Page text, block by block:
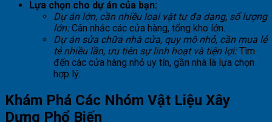
Lựa chọn cho dự án của bạn:
Dự án lớn, cần nhiều loại vật tư đa dạng, số lượng
lớn:Cân nhắc các cửa hàng, tổng kho lớn.
Dự án sửa chữa nhà cửa, quy mô nhỏ, cần mua lẻ
tẻ nhiều lần, ưu tiên sự linh hoạt và tiện lợi:Tìm
đến các cửa hàng nhỏ uy tín, gần nhà là lựa chọn
hợp lý.
Khám Phá Các Nhóm Vật Liệu Xây
Dựng Phổ Biến